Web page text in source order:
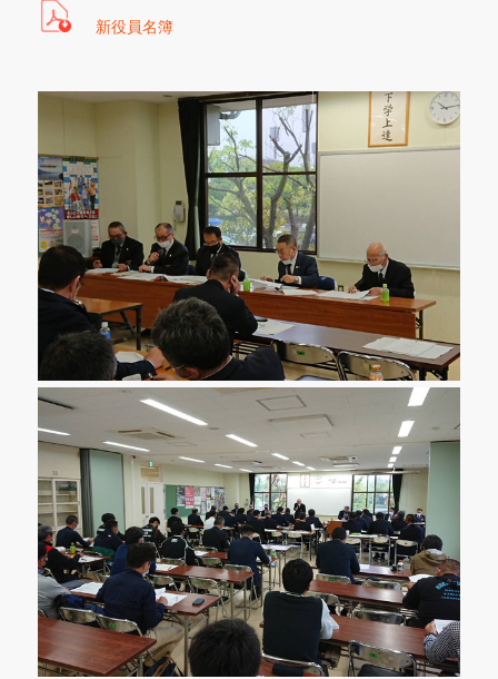
新役員名簿